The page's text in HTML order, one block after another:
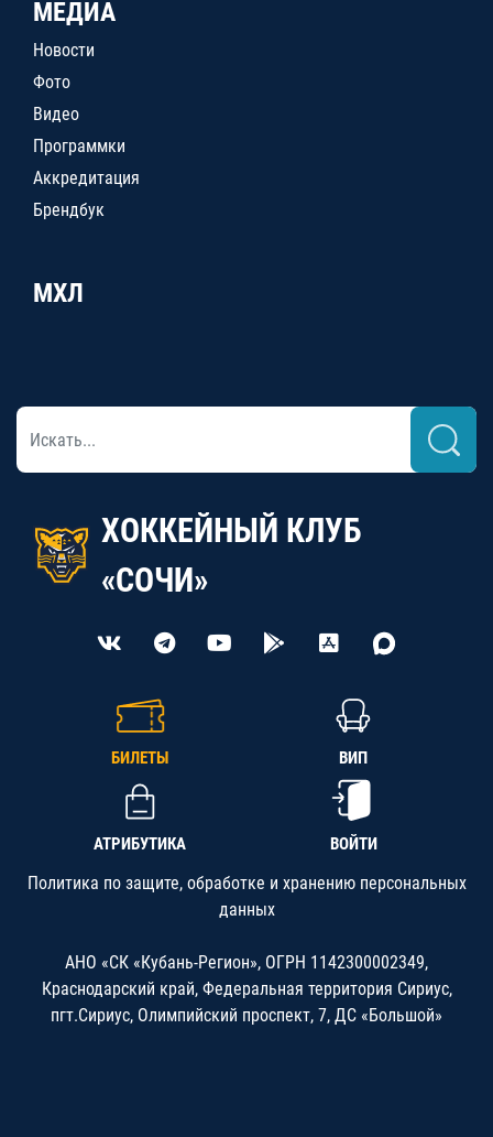
МЕДИА
Новости
Фото
Видео
Программки
Аккредитация
Брендбук
МХЛ
ХОККЕЙНЫЙ КЛУБ
«СОЧИ»
БИЛЕТЫ ВИП
АТРИБУТИКА ВОЙТИ
Политика по защите, обработке и хранению персональных
данных
АНО «СК «Кубань-Регион», ОГРН 1142300002349,
Краснодарский край, Федеральная территория Сириус,
пгт.Сириус, Олимпийский проспект, 7, ДС «Большой»